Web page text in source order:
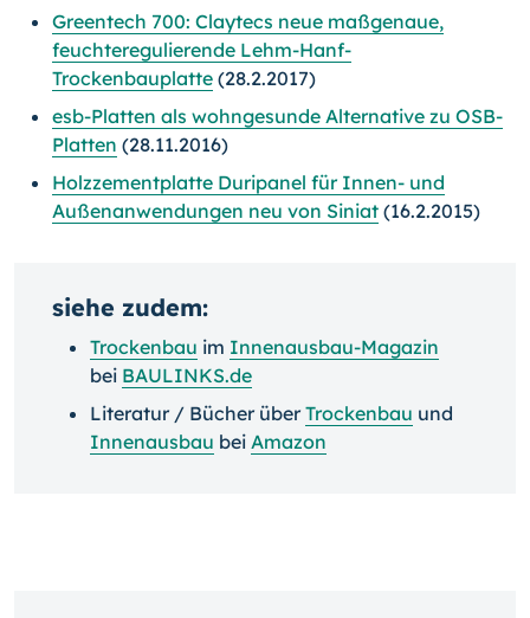
Greentech 700: Claytecs neue maßgenaue,
feuchteregulierende Lehm-Hanf-
Trockenbauplatte (28.2.2017)
esb-Platten als wohngesunde Alternative zu OSB-
Platten (28.11.2016)
Holzzementplatte Duripanel für Innen- und
Außenanwendungen neu von Siniat (16.2.2015)
siehe zudem:
Trockenbau im Innenausbau-Magazin
bei BAULINKS.de
Literatur / Bücher überTrockenbau und
Innenausbau bei Amazon